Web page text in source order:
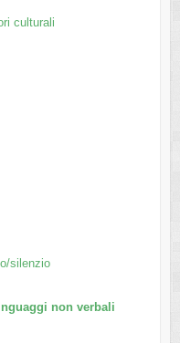
culturali
silenzio
non verbali